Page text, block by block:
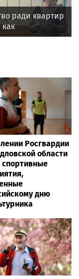
ради квартир
как
из Москвы
для
Росгвардии
области
дню